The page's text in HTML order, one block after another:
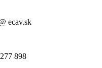
ecav.sk
898